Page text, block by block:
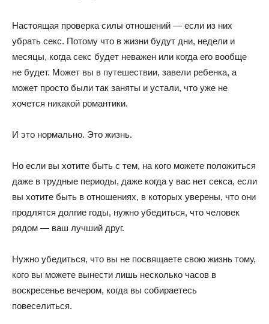
Настоящая проверка силы отношений — если из них
убрать секс. Потому что в жизни будут дни, недели и
месяцы, когда секс будет неважен или когда его вообще
не будет. Может вы в путешествии, завели ребенка, а
может просто были так заняты и устали, что уже не
хочется никакой романтики.
И это нормально. Это жизнь.
Но если вы хотите быть с тем, на кого можете положиться
даже в трудные периоды, даже когда у вас нет секса, если
вы хотите быть в отношениях, в которых уверены, что они
продлятся долгие годы, нужно убедиться, что человек
рядом — ваш лучший друг.
Нужно убедиться, что вы не посвящаете свою жизнь тому,
кого вы можете вынести лишь несколько часов в
воскресенье вечером, когда вы собираетесь
повеселиться.